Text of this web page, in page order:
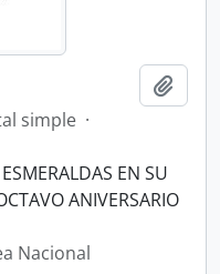
simple ·
EN SU
ANIVERSARIO
Nacional